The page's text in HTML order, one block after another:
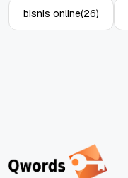
bisnis online(26)